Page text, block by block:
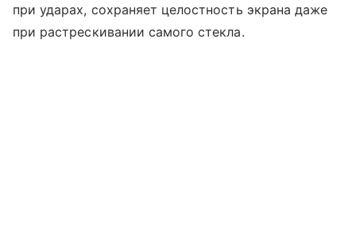
при ударах, сохраняет целостность экрана даже
при растрескивании самого стекла.